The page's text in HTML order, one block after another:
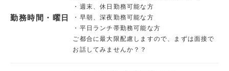
勤務時間・曜日
・週末、休日勤務可能な方
・早朝、深夜勤務可能な方
・平日ランチ帯勤務可能な方
ご都合に最大限配慮しますので、まずは面接で
お話してみませんか？？